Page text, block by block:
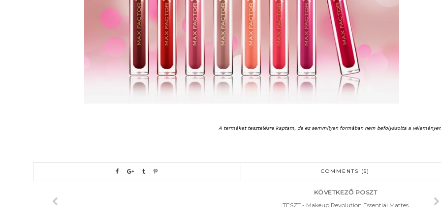
A terméket tesztelésre kaptam, de ez semmilyen formában nem befolyásolta a
COMMENTS (5)
KÖVETKEZŐ POSZT
TESZT - Makeup Revolution Essential Mattes